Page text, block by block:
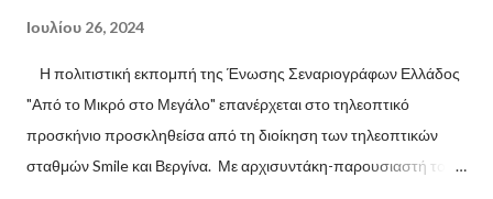
Ιουλίου 26, 2024
Η πολιτιστική εκπομπή της Ένωσης Σεναριογράφων Ελλάδος
"Από το Μικρό στο Μεγάλο" επανέρχεται στο τηλεοπτικό
προσκήνιο προσκληθείσα από τη διοίκηση των τηλεοπτικών
σταθμών Smile και Βεργίνα. Με αρχισυντάκη-παρουσιαστή τον